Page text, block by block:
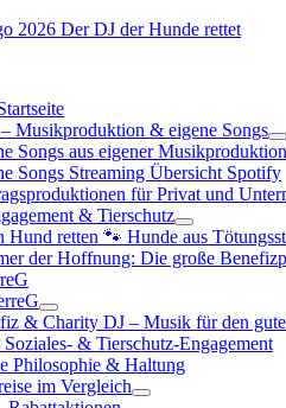
Musikproduktion & eigene Songs
Songs aus eigener Musikproduktion
Songs Streaming Übersicht Spotify
für Privat und
& Tierschutz
Hund retten 🐾 Hunde aus
der Hoffnung: Die große
& Charity DJ – Musik für den
& Tierschutz-Engagement
Philosophie & Haltung
im Vergleich